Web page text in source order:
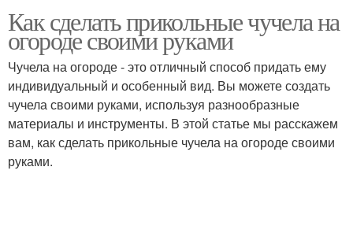
Как сделать прикольные чучела на
огороде своими руками
Чучела на огороде - это отличный способ придать ему
индивидуальный и особенный вид. Вы можете создать
чучела своими руками, используя разнообразные
материалы и инструменты. В этой статье мы расскажем
вам, как сделать прикольные чучела на огороде своими
руками.